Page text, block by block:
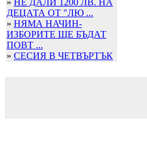
» НЕ ДАЛИ 1200 ЛВ. НА
ДЕЦАТА ОТ "ЛЮ ...
» НЯМА НАЧИН-
ИЗБОРИТЕ ЩЕ БЪДАТ
ПОВТ ...
» СЕСИЯ В ЧЕТВЪРТЪК